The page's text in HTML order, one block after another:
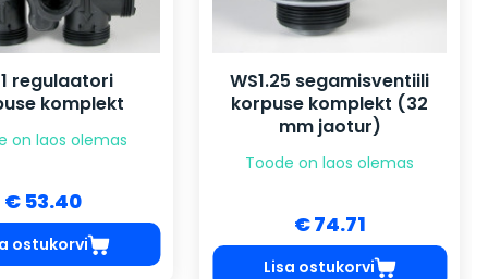
regulaatori
komplekt
on laos olemas
€ 53.40
ostukorvi
WS1.25 segamisventiili
korpuse komplekt (32
mm jaotur)
Toode on laos olemas
€ 74.71
Lisa ostukorvi